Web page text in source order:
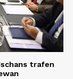
trafen